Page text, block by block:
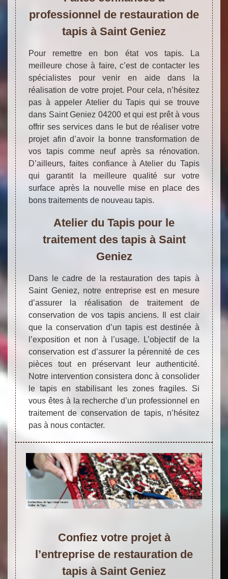
professionnel de restauration de
tapis à Saint Geniez
Pour remettre en bon état vos tapis. La
meilleure chose à faire, c’est de contacter les
spécialistes pour venir en aide dans la
réalisation de votre projet. Pour cela, n’hésitez
pas à appeler Atelier du Tapis qui se trouve
dans Saint Geniez 04200 et qui est prêt à vous
offrir ses services dans le but de réaliser votre
projet afin d’avoir la bonne transformation de
vos tapis comme neuf après sa rénovation.
D’ailleurs, faites confiance à Atelier du Tapis
qui garantit la meilleure qualité sur votre
surface après la nouvelle mise en place des
bons traitements de nouveau tapis.
Atelier du Tapis pour le
traitement des tapis à Saint
Geniez
Dans le cadre de la restauration des tapis à
Saint Geniez, notre entreprise est en mesure
d’assurer la réalisation de traitement de
conservation de vos tapis anciens. Il est clair
que la conservation d’un tapis est destinée à
l’exposition et non à l’usage. L’objectif de la
conservation est d’assurer la pérennité de ces
pièces tout en préservant leur authenticité.
Notre intervention consistera donc à consolider
le tapis en stabilisant les zones fragiles. Si
vous êtes à la recherche d’un professionnel en
traitement de conservation de tapis, n’hésitez
pas à nous contacter.
Confiez votre projet à
l’entreprise de restauration de
tapis à Saint Geniez